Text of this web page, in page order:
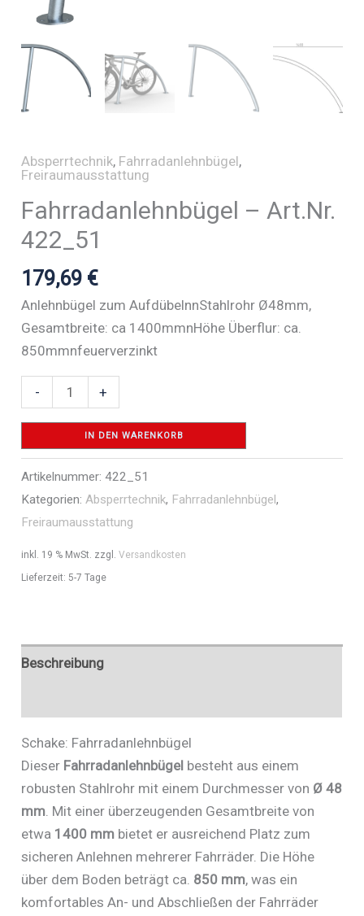
Absperrtechnik, Fahrradanlehnbügel,
Freiraumausstattung
Fahrradanlehnbügel – Art.Nr.
422_51
179,69 €
Anlehnbügel zum AufdübelnnStahlrohr Ø48mm,
Gesamtbreite: ca 1400mmnHöhe Überflur: ca.
850mmnfeuerverzinkt
-
Fahrradanlehnbügel
-
422_51
Menge
+
IN DEN WARENKORB
Artikelnummer:422_51
Kategorien:Absperrtechnik, Fahrradanlehnbügel,
Freiraumausstattung
inkl. 19 % MwSt. zzgl.Versandkosten
Lieferzeit: 5-7 Tage
Beschreibung
Schake: Fahrradanlehnbügel
Dieser Fahrradanlehnbügel besteht aus einem
robusten Stahlrohr mit einem Durchmesser von Ø 48
mm. Mit einer überzeugenden Gesamtbreite von
etwa 1400 mm bietet er ausreichend Platz zum
sicheren Anlehnen mehrerer Fahrräder. Die Höhe
über dem Boden beträgt ca. 850 mm, was ein
komfortables An- und Abschließen der Fahrräder